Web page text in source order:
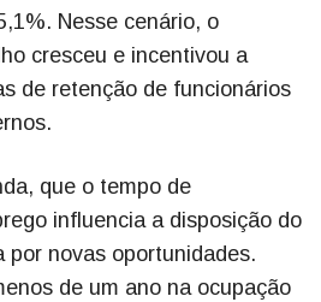
Nesse cenário, o
cresceu e incentivou a
de retenção de funcionários
que o tempo de
influencia a disposição do
por novas oportunidades.
de um ano na ocupação